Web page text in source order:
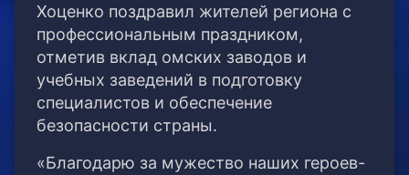
Хоценко поздравил жителей региона с
профессиональным праздником,
отметив вклад омских заводов и
учебных заведений в подготовку
специалистов и обеспечение
безопасности страны.
«Благодарю за мужество наших героев-